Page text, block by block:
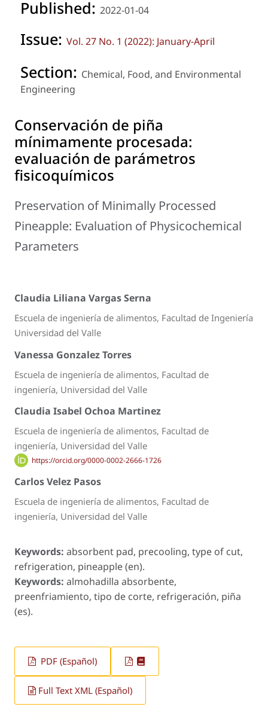
Published: 2022-01-04
Issue: Vol. 27 No. 1 (2022): January-April
Section: Chemical, Food, and Environmental
Engineering
Conservación de piña
mínimamente procesada:
evaluación de parámetros
fisicoquímicos
Preservation of Minimally Processed
Pineapple: Evaluation of Physicochemical
Parameters
Claudia Liliana Vargas Serna
Escuela de ingeniería de alimentos, Facultad de Ingeniería
Universidad del Valle
Vanessa Gonzalez Torres
Escuela de ingeniería de alimentos, Facultad de
ingeniería, Universidad del Valle
Claudia Isabel Ochoa Martinez
Escuela de ingeniería de alimentos, Facultad de
ingeniería, Universidad del Valle
https://orcid.org/0000-0002-2666-1726
Carlos Velez Pasos
Escuela de ingeniería de alimentos, Facultad de
ingeniería, Universidad del Valle
Keywords: absorbent pad, precooling, type of cut,
refrigeration, pineapple (en).
Keywords: almohadilla absorbente,
preenfriamiento, tipo de corte, refrigeración, piña
(es).
PDF (Español)
Full Text XML (Español)